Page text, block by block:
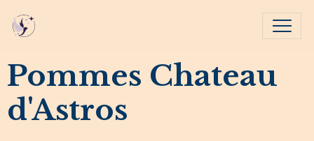
Pommes Chateau
d'Astros